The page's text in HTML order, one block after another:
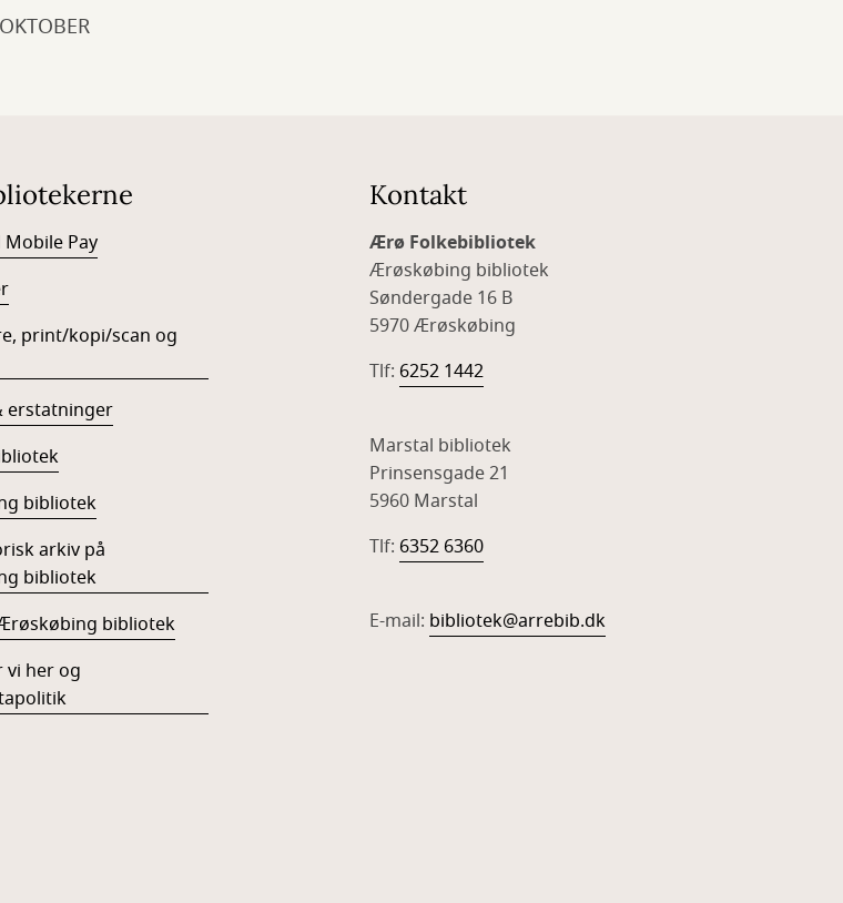
Pay
print/kopi/scan og
erstatninger
bibliotek
arkiv på
bibliotek
bibliotek
vi her og
Kontakt
Ærø Folkebibliotek
Ærøskøbing bibliotek
Søndergade 16 B
5970 Ærøskøbing
Tlf: 6252 1442
Marstal bibliotek
Prinsensgade 21
5960 Marstal
Tlf: 6352 6360
E-mail: bibliotek@arrebib.dk